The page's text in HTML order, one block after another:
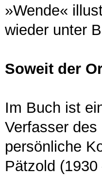
»Wende«
wieder unter
Soweit der
Im Buch ist
Verfasser
persönliche
Pätzold